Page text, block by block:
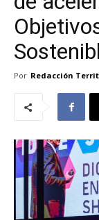
Por Redacción